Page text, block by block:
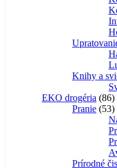
Knihy a
EKO drogéria 8686
Pranie 5353
Prírodné